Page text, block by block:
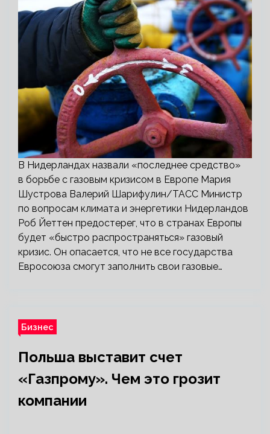
В Нидерландах назвали «последнее средство»
в борьбе с газовым кризисом в Европе Мария
Шустрова Валерий Шарифулин/ТАСС Министр
по вопросам климата и энергетики Нидерландов
Роб Йеттен предостерег, что в странах Европы
будет «быстро распространяться» газовый
кризис. Он опасается, что не все государства
Евросоюза смогут заполнить свои газовые…
Бизнес
Польша выставит счет
«Газпрому». Чем это грозит
компании